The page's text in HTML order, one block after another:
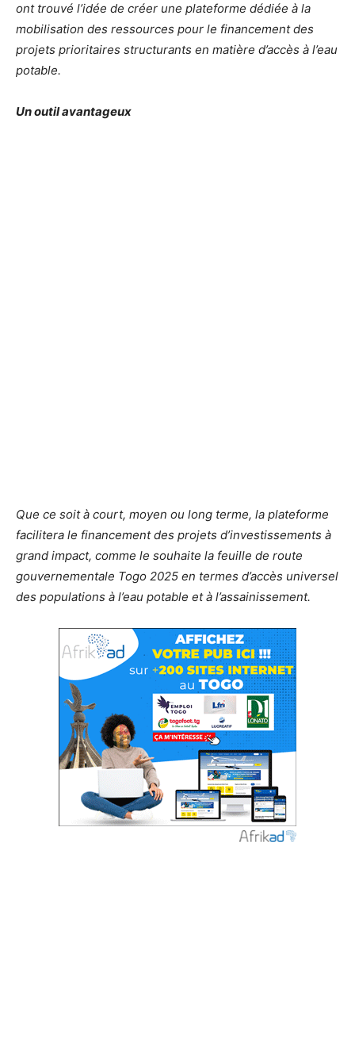
ont trouvé l’idée de créer une plateforme dédiée à la
mobilisation des ressources pour le financement des
projets prioritaires structurants en matière d’accès à l’eau
potable.
Un outil avantageux
Que ce soit à court, moyen ou long terme, la plateforme
facilitera le financement des projets d’investissements à
grand impact, comme le souhaite la feuille de route
gouvernementale Togo 2025 en termes d’accès universel
des populations à l’eau potable et à l’assainissement.